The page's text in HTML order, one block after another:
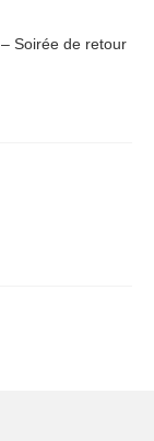
Soirée de retour